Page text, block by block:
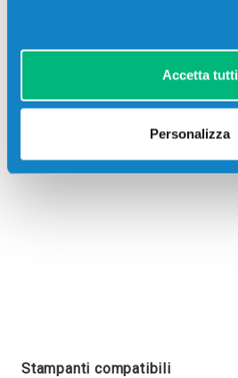
Accetta tutti
Personalizza
Stampanti compatibili